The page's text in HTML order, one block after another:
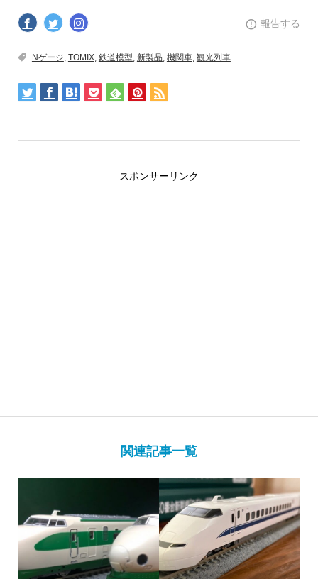
報告する
Nゲージ TOMIX, 鉄道模型 新製品 機関車, 観光列車
スポンサーリンク
関連記事一覧